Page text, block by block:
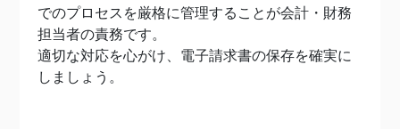
でのプロセスを厳格に管理することが会計・財務
担当者の責務です。
適切な対応を心がけ、電子請求書の保存を確実に
しましょう。